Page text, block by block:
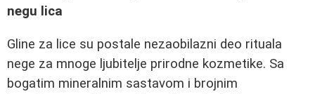
negu lica
Gline za lice su postale nezaobilazni deo rituala
nege za mnoge ljubitelje prirodne kozmetike. Sa
bogatim mineralnim sastavom i brojnim